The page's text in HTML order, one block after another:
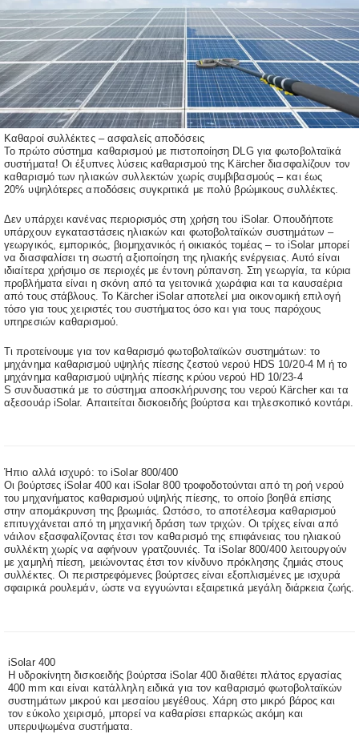
Καθαροί συλλέκτες – ασφαλείς αποδόσεις
Το πρώτο σύστημα καθαρισμού με πιστοποίηση DLG για φωτοβολταϊκά
συστήματα! Οι έξυπνες λύσεις καθαρισμού της Kärcher διασφαλίζουν τον
καθαρισμό των ηλιακών συλλεκτών χωρίς συμβιβασμούς – και έως
20% υψηλότερες αποδόσεις συγκριτικά με πολύ βρώμικους συλλέκτες.
Δεν υπάρχει κανένας περιορισμός στη χρήση του iSolar. Οπουδήποτε
υπάρχουν εγκαταστάσεις ηλιακών και φωτοβολταϊκών συστημάτων –
γεωργικός, εμπορικός, βιομηχανικός ή οικιακός τομέας – το iSolar μπορεί
να διασφαλίσει τη σωστή αξιοποίηση της ηλιακής ενέργειας. Αυτό είναι
ιδιαίτερα χρήσιμο σε περιοχές με έντονη ρύπανση. Στη γεωργία, τα κύρια
προβλήματα είναι η σκόνη από τα γειτονικά χωράφια και τα καυσαέρια
από τους στάβλους. Το Kärcher iSolar αποτελεί μια οικονομική επιλογή
τόσο για τους χειριστές του συστήματος όσο και για τους παρόχους
υπηρεσιών καθαρισμού.
Τι προτείνουμε για τον καθαρισμό φωτοβολταϊκών συστημάτων: το
μηχάνημα καθαρισμού υψηλής πίεσης ζεστού νερού HDS 10/20-4 Μ ή το
μηχάνημα καθαρισμού υψηλής πίεσης κρύου νερού HD 10/23-4
S συνδυαστικά με το σύστημα αποσκλήρυνσης του νερού Kärcher και τα
αξεσουάρ iSolar. Απαιτείται δισκοειδής βούρτσα και τηλεσκοπικό κοντάρι.
Ήπιο αλλά ισχυρό: το iSolar 800/400
Οι βούρτσες iSolar 400 και iSolar 800 τροφοδοτούνται από τη ροή νερού
του μηχανήματος καθαρισμού υψηλής πίεσης, το οποίο βοηθά επίσης
στην απομάκρυνση της βρωμιάς. Ωστόσο, το αποτέλεσμα καθαρισμού
επιτυγχάνεται από τη μηχανική δράση των τριχών. Οι τρίχες είναι από
νάιλον εξασφαλίζοντας έτσι τον καθαρισμό της επιφάνειας του ηλιακού
συλλέκτη χωρίς να αφήνουν γρατζουνιές. Τα iSolar 800/400 λειτουργούν
με χαμηλή πίεση, μειώνοντας έτσι τον κίνδυνο πρόκλησης ζημιάς στους
συλλέκτες. Οι περιστρεφόμενες βούρτσες είναι εξοπλισμένες με ισχυρά
σφαιρικά ρουλεμάν, ώστε να εγγυώνται εξαιρετικά μεγάλη διάρκεια ζωής.
iSolar 400
Η υδροκίνητη δισκοειδής βούρτσα iSolar 400 διαθέτει πλάτος εργασίας
400 mm και είναι κατάλληλη ειδικά για τον καθαρισμό φωτοβολταϊκών
συστημάτων μικρού και μεσαίου μεγέθους. Χάρη στο μικρό βάρος και
τον εύκολο χειρισμό, μπορεί να καθαρίσει επαρκώς ακόμη και
υπερυψωμένα συστήματα.